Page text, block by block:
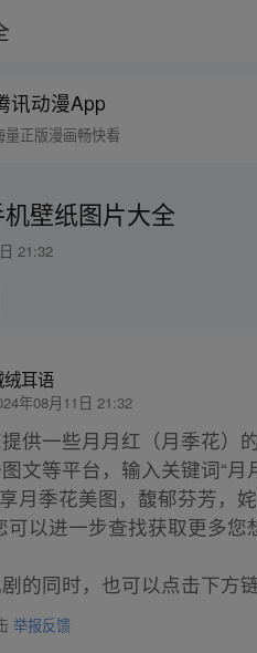
讯动漫App
量正版漫画畅快看
壁纸图片大全
21:32
绒耳语
年08月11日 21:32
供一些月月红（月季花）
文等平台，输入关键词“
月季花美图，馥郁芬芳，
可以进一步查找获取更多您
的同时，也可以点击下方
举报反馈